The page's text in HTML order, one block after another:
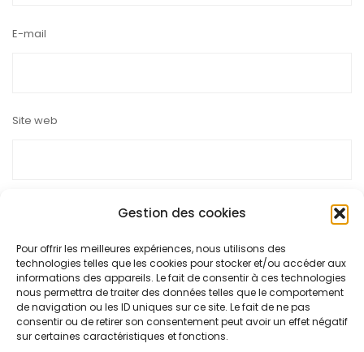
Gestion des cookies
Pour offrir les meilleures expériences, nous utilisons des
technologies telles que les cookies pour stocker et/ou accéder aux
informations des appareils. Le fait de consentir à ces technologies
nous permettra de traiter des données telles que le comportement
de navigation ou les ID uniques sur ce site. Le fait de ne pas
consentir ou de retirer son consentement peut avoir un effet négatif
sur certaines caractéristiques et fonctions.
E-mail
Site web
Ce site utilise Akismet pour réduire les indésirables.
plus sur la façon dont les données de vos commentaires sont
traitées.